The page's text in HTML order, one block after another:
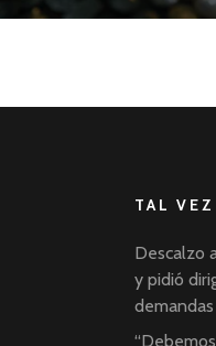
TAL
Descalzo
y pidió